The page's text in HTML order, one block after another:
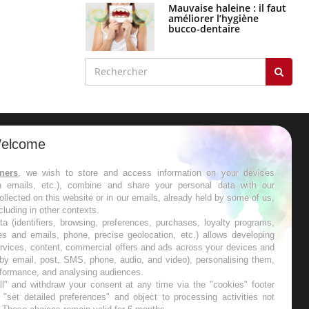
Mauvaise haleine : il faut
améliorer l’hygiène
bucco-dentaire
les semaines les meilleures
, we wish to store and access information on your devices
emails, etc.), combine and share your personal data with our
on this website or in our emails, already held by some of us,
in other contexts.
(identifiers, browsing, preferences, purchases, loyalty programs,
and emails, phone, precise geolocation, etc.) allows developing
content, commercial offers and ads across your devices and
email, post, SMS, phone, audio, and video), personalising them,
and analysing audiences.
and withdraw your consent at any time via the "cookies" footer
detailed preferences" and object to processing activities not